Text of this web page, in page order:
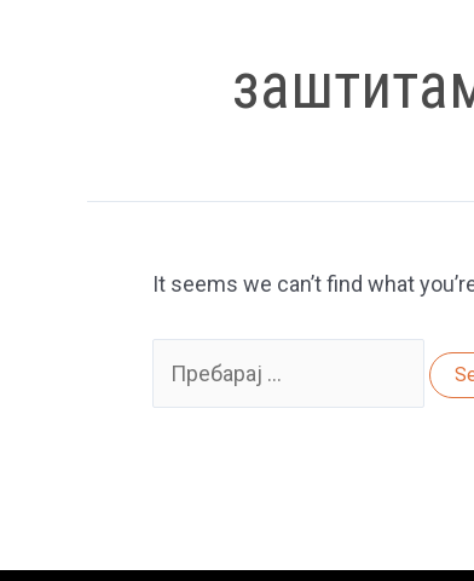
It seems we can’t find what
for: